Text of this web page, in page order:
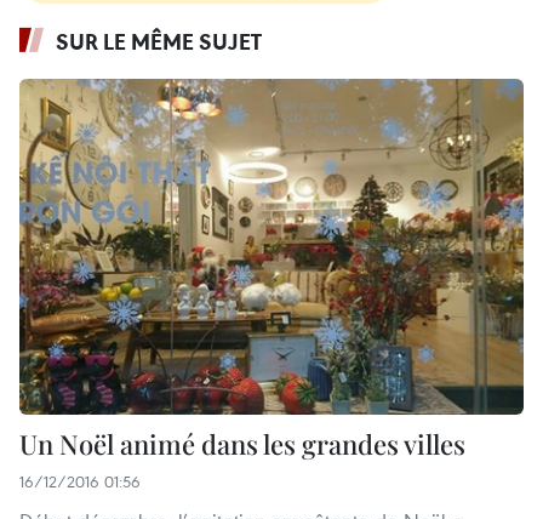
SUR LE MÊME SUJET
Un Noël animé dans les grandes villes
16/12/2016 01:56